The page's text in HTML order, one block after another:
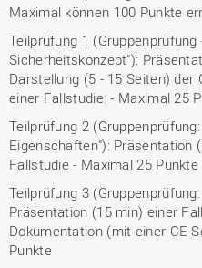
Maximal können 100 Punkte
Teilprüfung 1
Sicherheitskonzept"):
Darstellung (5 - 15 Seiten)
einer Fallstudie: - Maximal 25
Teilprüfung 2
Eigenschaften"): Präsentation
Fallstudie - Maximal 25 Punkte
Teilprüfung 3
Präsentation (15 min) einer
Dokumentation (mit einer CE-
Punkte